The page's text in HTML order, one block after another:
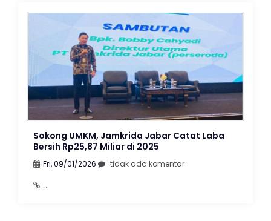
Sokong UMKM, Jamkrida Jabar Catat Laba
Bersih Rp25,87 Miliar di 2025
Fri, 09/01/2026 tidak ada komentar